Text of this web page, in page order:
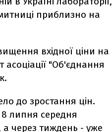
приблизно на
вхідної ціни на
асоціації "Об'єднання
до зростання цін.
8 липня середня
а через тиждень - уже